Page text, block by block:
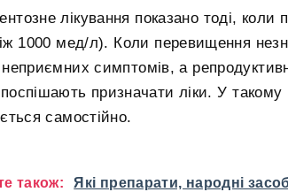
лікування показано тоді,
1000 мед/л). Коли перевищення
неприємних симптомів, а
поспішають призначати ліки. У
самостійно.
також:
Які препарати, народні